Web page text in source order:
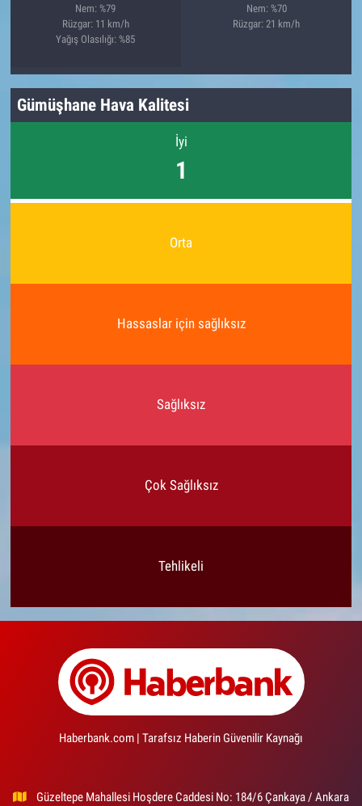
Nem: %79
Rüzgar: 11 km/h
Yağış Olasılığı: %85
Nem: %70
Rüzgar: 21 km/h
Gümüşhane Hava Kalitesi
İyi
1
Orta
Hassaslar için sağlıksız
Sağlıksız
Çok Sağlıksız
Tehlikeli
Haberbank.com | Tarafsız Haberin Güvenilir Kaynağı
Güzeltepe Mahallesi Hoşdere Caddesi No: 184/6 Çankaya / Ankara